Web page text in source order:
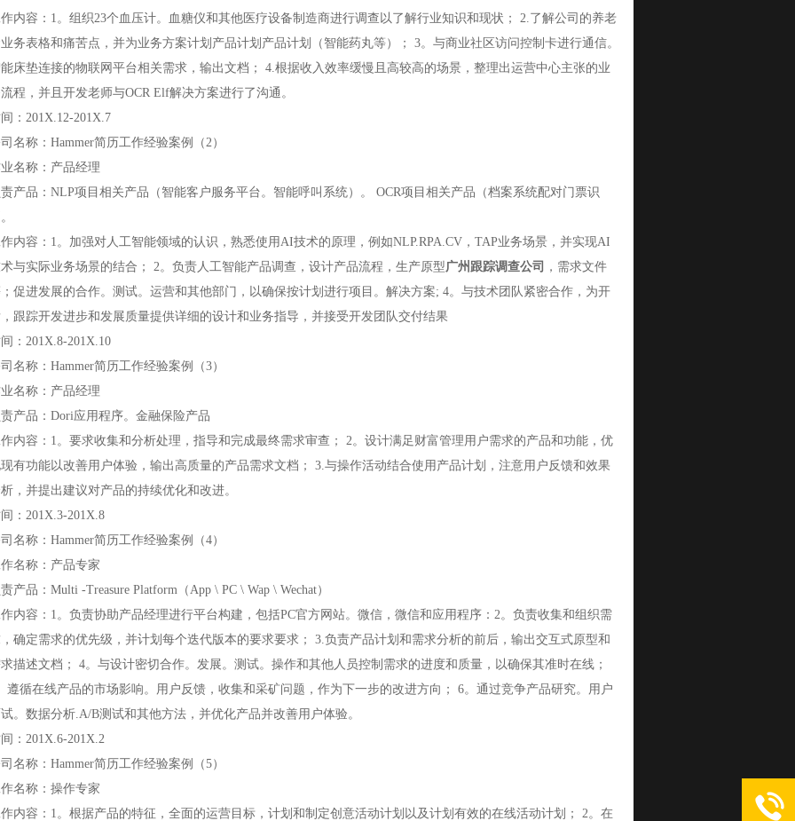
内容：1。组织23个血压计。血糖仪和其他医疗设备制造商进行调查以了解行业知识和现状； 2.了解公司的养老
务表格和痛苦点，并为业务方案计划产品计划产品计划（智能药丸等）； 3。与商业社区访问控制卡进行通信。
床垫连接的物联网平台相关需求，输出文档； 4.根据收入效率缓慢且高较高的场景，整理出运营中心主张的业
程，并且开发老师与OCR Elf解决方案进行了沟通。
：201X.12-201X.7
名称：Hammer简历工作经验案例（2）
名称：产品经理
产品：NLP项目相关产品（智能客户服务平台。智能呼叫系统）。 OCR项目相关产品（档案系统配对门票识
内容：1。加强对人工智能领域的认识，熟悉使用AI技术的原理，例如NLP.RPA.CV，TAP业务场景，并实现AI
与实际业务场景的结合； 2。负责人工智能产品调查，设计产品流程，生产原型广州跟踪调查公司
，需求文件
促进发展的合作。测试。运营和其他部门，以确保按计划进行项目。解决方案; 4。与技术团队紧密合作，为开
跟踪开发进步和发展质量提供详细的设计和业务指导，并接受开发团队交付结果
：201X.8-201X.10
名称：Hammer简历工作经验案例（3）
名称：产品经理
产品：Dori应用程序。金融保险产品
内容：1。要求收集和分析处理，指导和完成最终需求审查； 2。设计满足财富管理用户需求的产品和功能，优
有功能以改善用户体验，输出高质量的产品需求文档； 3.与操作活动结合使用产品计划，注意用户反馈和效果
，并提出建议对产品的持续优化和改进。
：201X.3-201X.8
名称：Hammer简历工作经验案例（4）
名称：产品专家
产品：Multi -Treasure Platform（App \ PC \ Wap \ Wechat）
内容：1。负责协助产品经理进行平台构建，包括PC官方网站。微信，微信和应用程序：2。负责收集和组织需
确定需求的优先级，并计划每个迭代版本的要求要求； 3.负责产品计划和需求分析的前后，输出交互式原型和
描述文档； 4。与设计密切合作。发展。测试。操作和其他人员控制需求的进度和质量，以确保其准时在线；
遵循在线产品的市场影响。用户反馈，收集和采矿问题，作为下一步的改进方向； 6。通过竞争产品研究。用户
。数据分析.A/B测试和其他方法，并优化产品并改善用户体验。
：201X.6-201X.2
名称：Hammer简历工作经验案例（5）
名称：操作专家
内容：1。根据产品的特征，全面的运营目标，计划和制定创意活动计划以及计划有效的在线活动计划； 2。在